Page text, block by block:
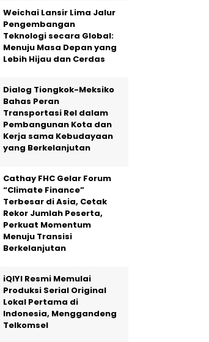
Weichai Lansir Lima Jalur
Pengembangan
Teknologi secara Global:
Menuju Masa Depan yang
Lebih Hijau dan Cerdas
Dialog Tiongkok-Meksiko
Bahas Peran
Transportasi Rel dalam
Pembangunan Kota dan
Kerja sama Kebudayaan
yang Berkelanjutan
Cathay FHC Gelar Forum
“Climate Finance”
Terbesar di Asia, Cetak
Rekor Jumlah Peserta,
Perkuat Momentum
Menuju Transisi
Berkelanjutan
iQIYI Resmi Memulai
Produksi Serial Original
Lokal Pertama di
Indonesia, Menggandeng
Telkomsel